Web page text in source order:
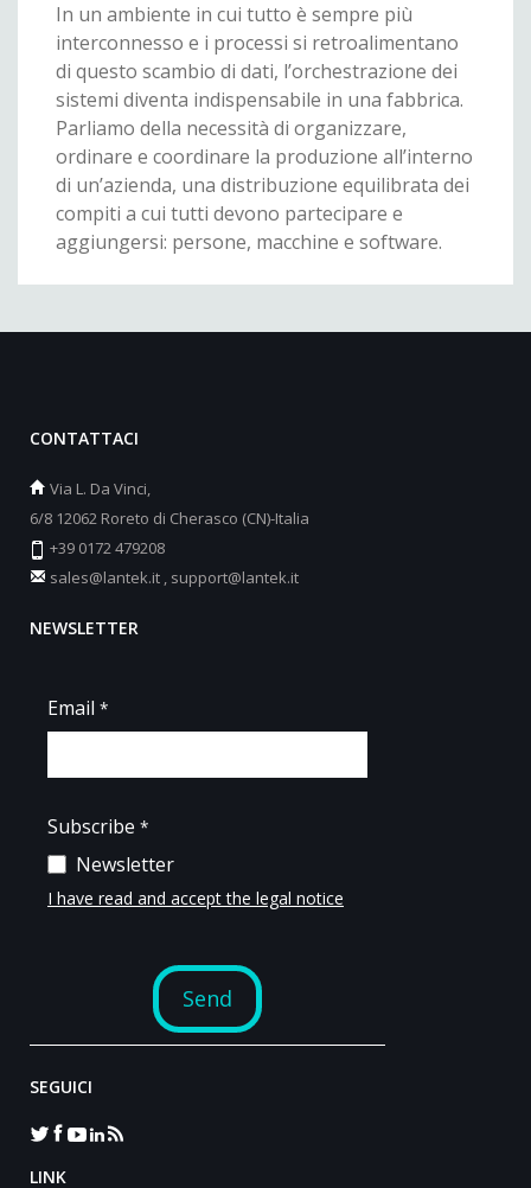
In un ambiente in cui tutto è sempre più
interconnesso e i processi si retroalimentano
di questo scambio di dati, l’orchestrazione dei
sistemi diventa indispensabile in una fabbrica.
Parliamo della necessità di organizzare,
ordinare e coordinare la produzione all’interno
di un’azienda, una distribuzione equilibrata dei
compiti a cui tutti devono partecipare e
aggiungersi: persone, macchine e software.
CONTATTACI
Via L. Da Vinci,
6/8 12062 Roreto di Cherasco (CN)-Italia
+39 0172 479208
sales@lantek.it , support@lantek.it
NEWSLETTER
SEGUICI
LINK